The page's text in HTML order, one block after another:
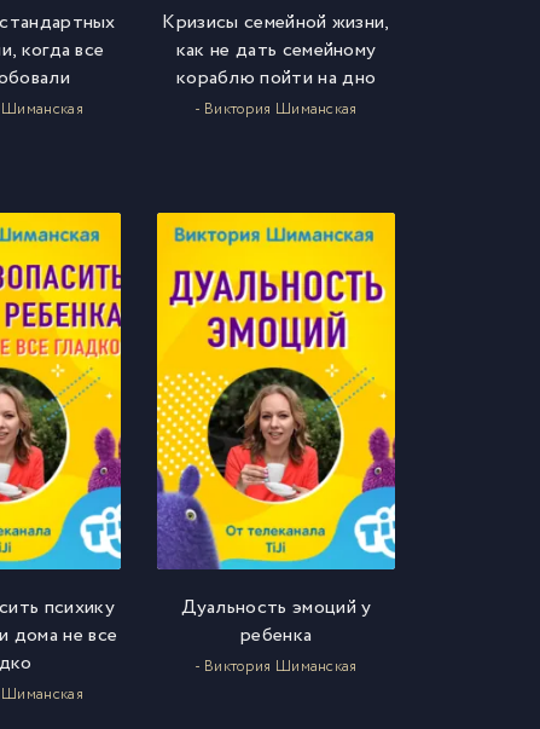
когда все
Кризисы семейной жизни,
как не дать семейному
кораблю пойти на дно
- Виктория Шиманская
психику
дома не все
Дуальность эмоций у
ребенка
- Виктория Шиманская